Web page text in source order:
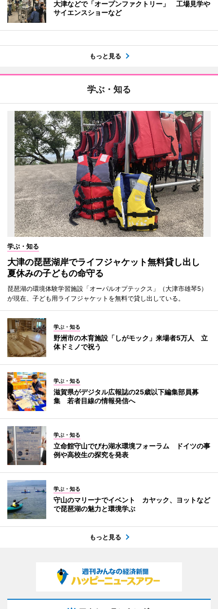
大津などで「オープンファクトリー」 工場見学や
サイエンスショーなど
もっと見る
学ぶ・知る
学ぶ・知る
大津の琵琶湖岸でライフジャケット無料貸し出し
夏休みの子どもの命守る
琵琶湖の環境体験学習施設「オーパルオプテックス」（大津市雄琴5）
が現在、子ども用ライフジャケットを無料で貸し出している。
学ぶ・知る
野洲市の木育施設「しがモック」来場者5万人 立
体ドミノで祝う
学ぶ・知る
滋賀県がデジタル広報誌の25歳以下編集部員募
集 若者目線の情報発信へ
学ぶ・知る
立命館守山でびわ湖水環境フォーラム ドイツの事
例や高校生の探究を発表
学ぶ・知る
守山のマリーナでイベント カヤック、ヨットなど
で琵琶湖の魅力と環境学ぶ
もっと見る